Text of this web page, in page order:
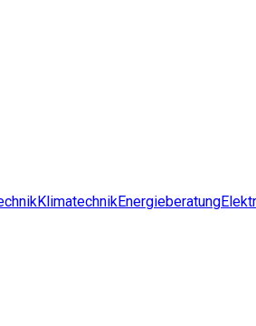
KlimatechnikEnergieberatung